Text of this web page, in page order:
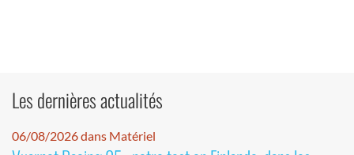
Les dernières actualités
06/08/2026 dans Matériel